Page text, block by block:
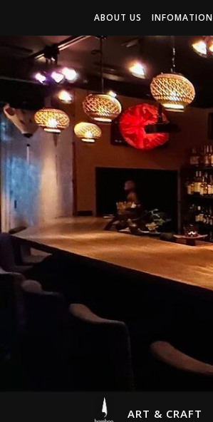
ABOUT US INFOMATION
ART & CRAFT